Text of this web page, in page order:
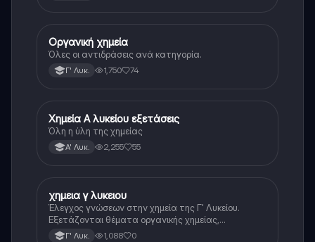
Χημεία
Οργανική χημεία
Όλες οι αντιδράσεις ανά κατηγορία.
Γ' Λυκ. 1,750 74
Χημεία
Χημεία Α λυκείου εξετάσεις
Όλη η ύλη της χημείας
Α' Λυκ. 2,255 55
Χημεία
χημεια γ λυκειου
Έλεγχος γνώσεων στην χημεία της Γ' Λυκείου.
Εξετάζονται θέματα οργανικής χημείας,
αντιδράσεων και ενώσεων.
Γ' Λυκ. 1,088 0